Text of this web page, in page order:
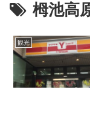
栂池高
観光